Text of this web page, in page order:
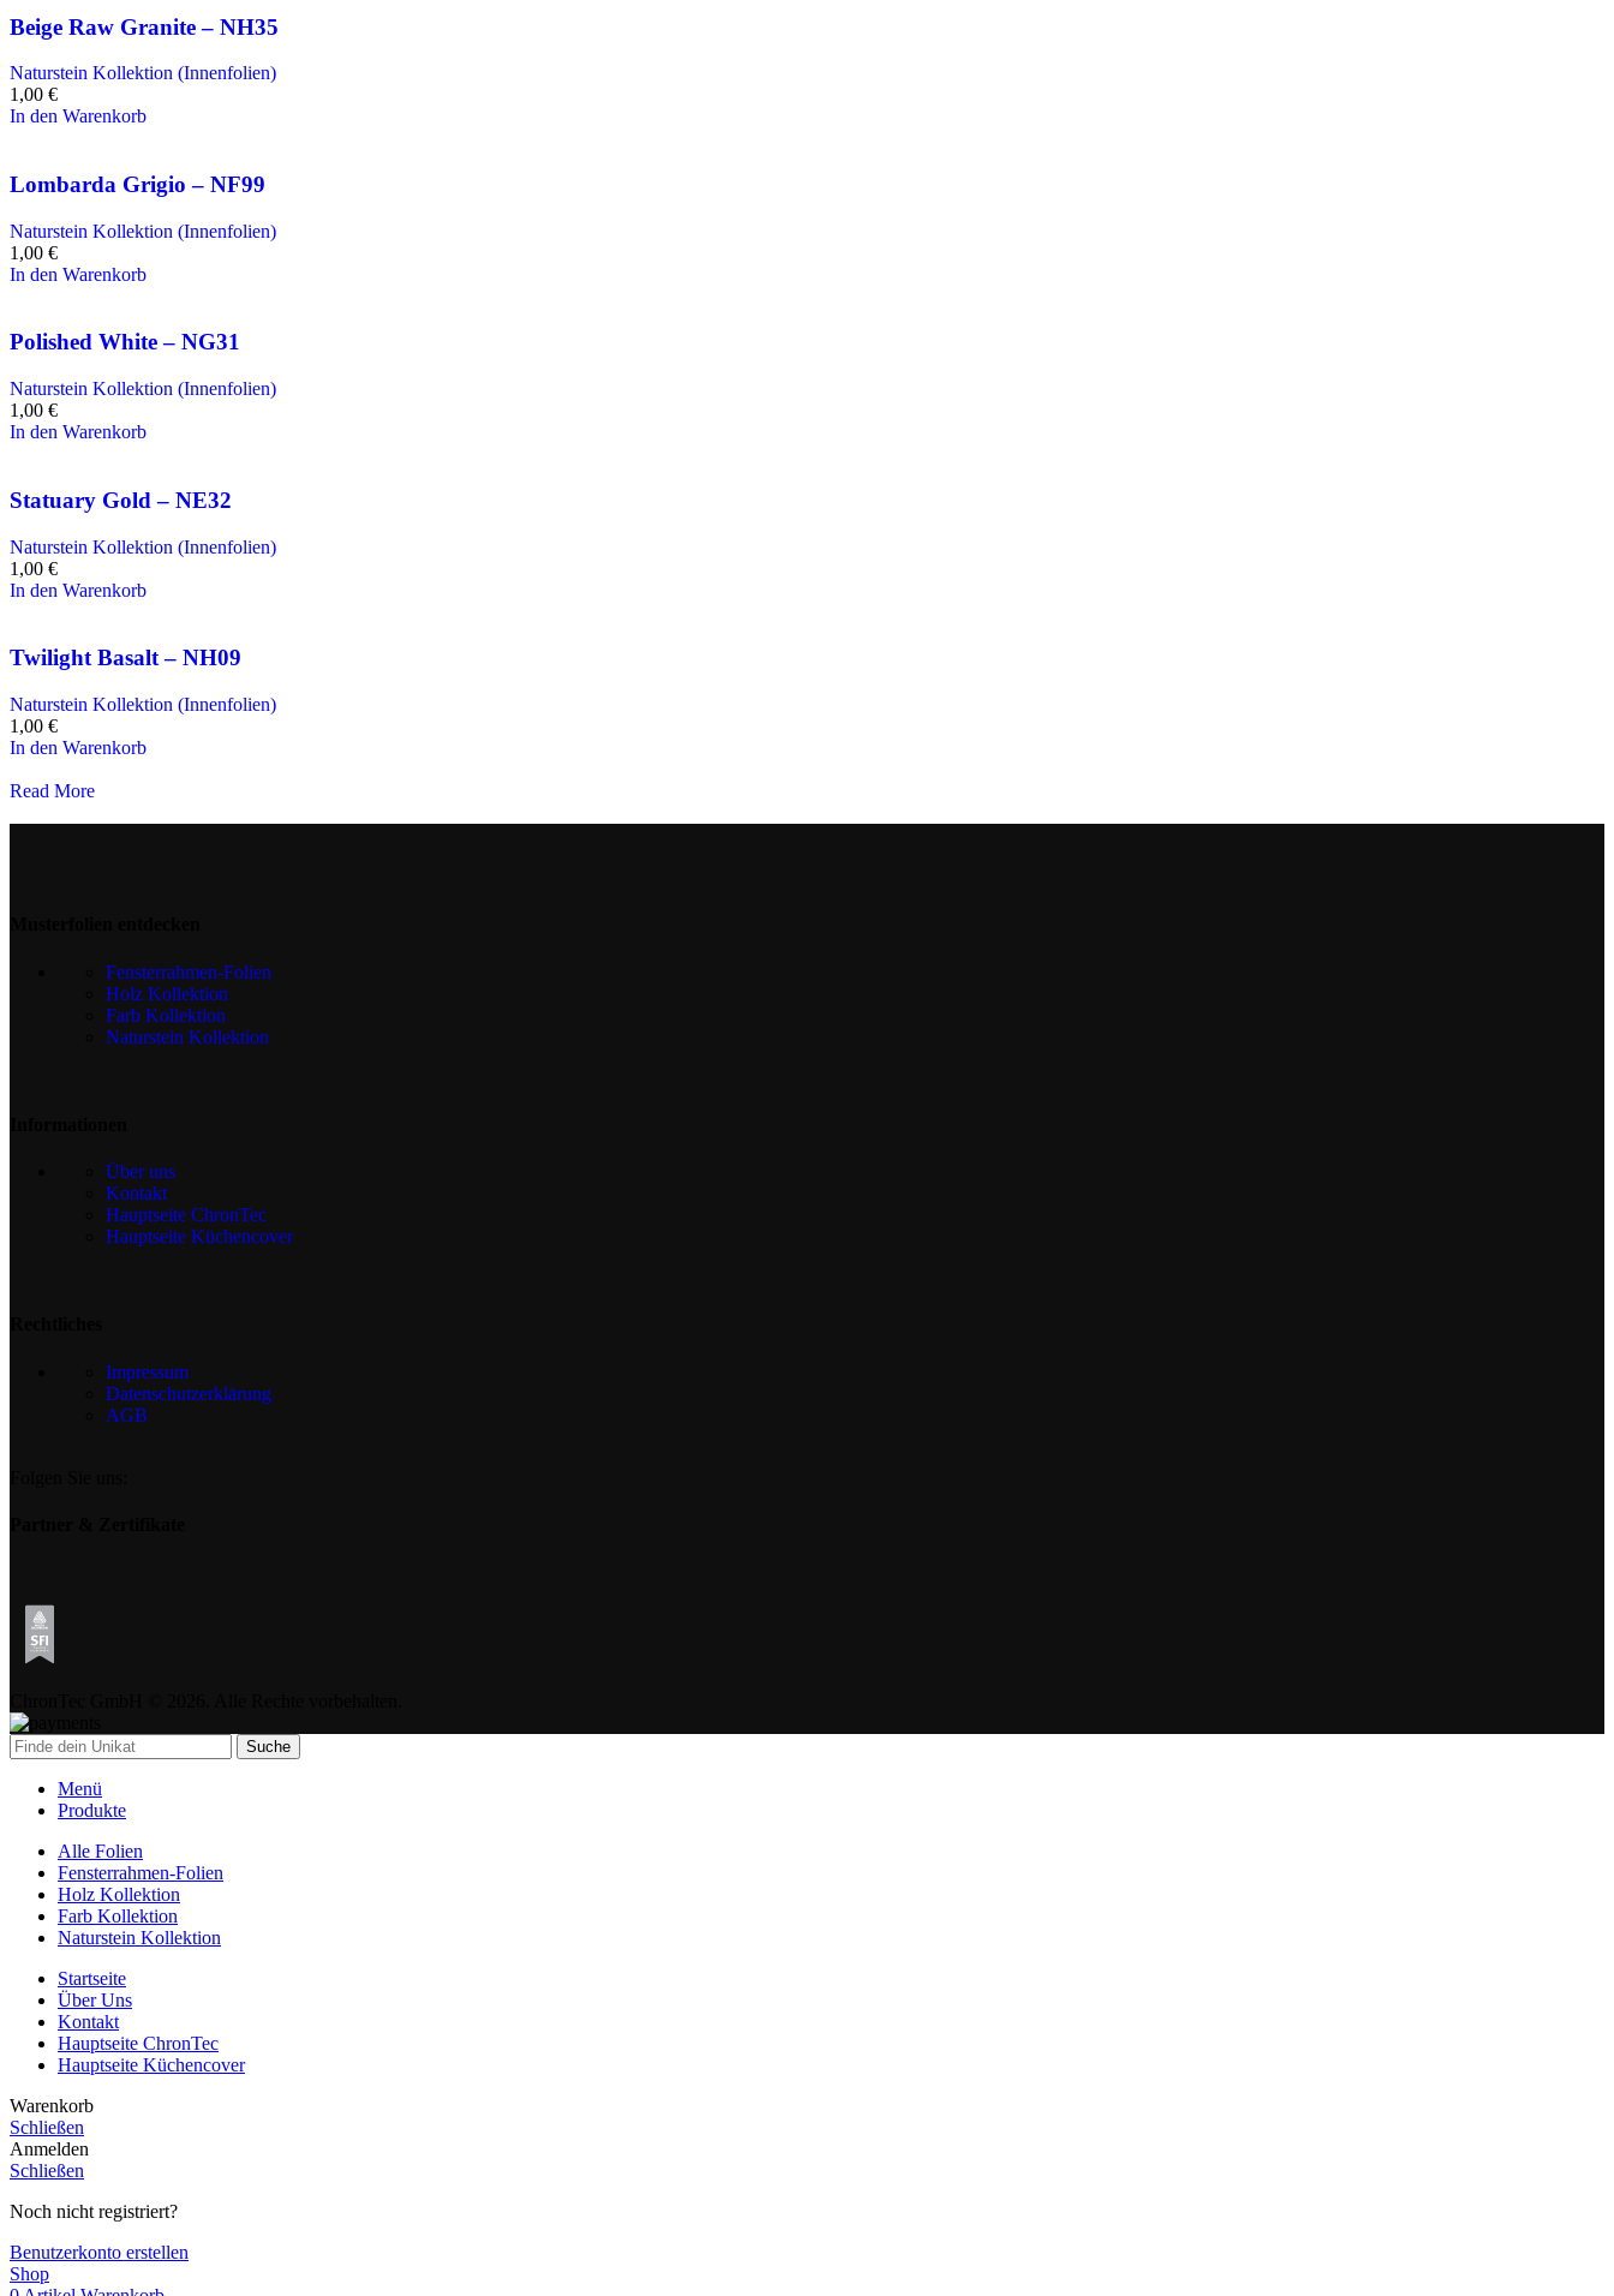
Beige Raw Granite – NH35
Naturstein Kollektion (Innenfolien)
1,00 €
In den Warenkorb
Lombarda Grigio – NF99
Naturstein Kollektion (Innenfolien)
1,00 €
In den Warenkorb
Polished White – NG31
Naturstein Kollektion (Innenfolien)
1,00 €
In den Warenkorb
Statuary Gold – NE32
Naturstein Kollektion (Innenfolien)
1,00 €
In den Warenkorb
Twilight Basalt – NH09
Naturstein Kollektion (Innenfolien)
1,00 €
In den Warenkorb
Read More
Fensterrahmen-Folien
Holz Kollektion
Farb Kollektion
Naturstein Kollektion
Über uns
Kontakt
Hauptseite ChronTec
Hauptseite Küchencover
Impressum
Datenschutzerklärung
AGB
Suche
Menü
Produkte
Alle Folien
Fensterrahmen-Folien
Holz Kollektion
Farb Kollektion
Naturstein Kollektion
Startseite
Über Uns
Kontakt
Hauptseite ChronTec
Hauptseite Küchencover
Warenkorb
Schließen
Anmelden
Schließen
Noch nicht registriert?
Benutzerkonto erstellen
Shop